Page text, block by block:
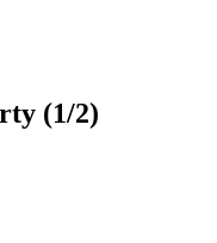
(1/2)